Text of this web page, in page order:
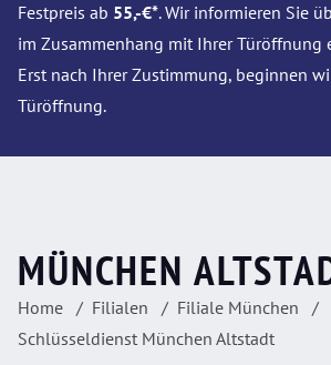
Festpreis ab 55,-€*. Wir informieren Sie
im Zusammenhang mit Ihrer Türöffnung
Erst nach Ihrer Zustimmung, beginnen
Türöffnung.
MÜNCHEN
Home Filialen
Filiale München
Schlüsseldienst München Altstadt